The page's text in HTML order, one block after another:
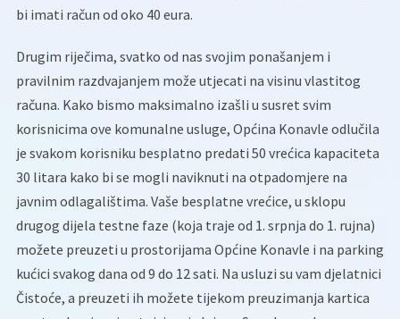
bi imati račun od oko 40 eura.
Drugim riječima, svatko od nas svojim ponašanjem i
pravilnim razdvajanjem može utjecati na visinu vlastitog
računa. Kako bismo maksimalno izašli u susret svim
korisnicima ove komunalne usluge, Općina Konavle odlučila
je svakom korisniku besplatno predati 50 vrećica kapaciteta
30 litara kako bi se mogli naviknuti na otpadomjere na
javnim odlagalištima. Vaše besplatne vrećice, u sklopu
drugog dijela testne faze (koja traje od 1. srpnja do 1. rujna)
možete preuzeti u prostorijama Općine Konavle i na parking
kućici svakog dana od 9 do 12 sati. Na usluzi su vam djelatnici
Čistoće, a preuzeti ih možete tijekom preuzimanja kartica